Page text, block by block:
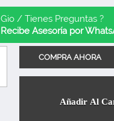
Gio / Tienes Preguntas ?
Recibe Asesoría por
Añadir Al